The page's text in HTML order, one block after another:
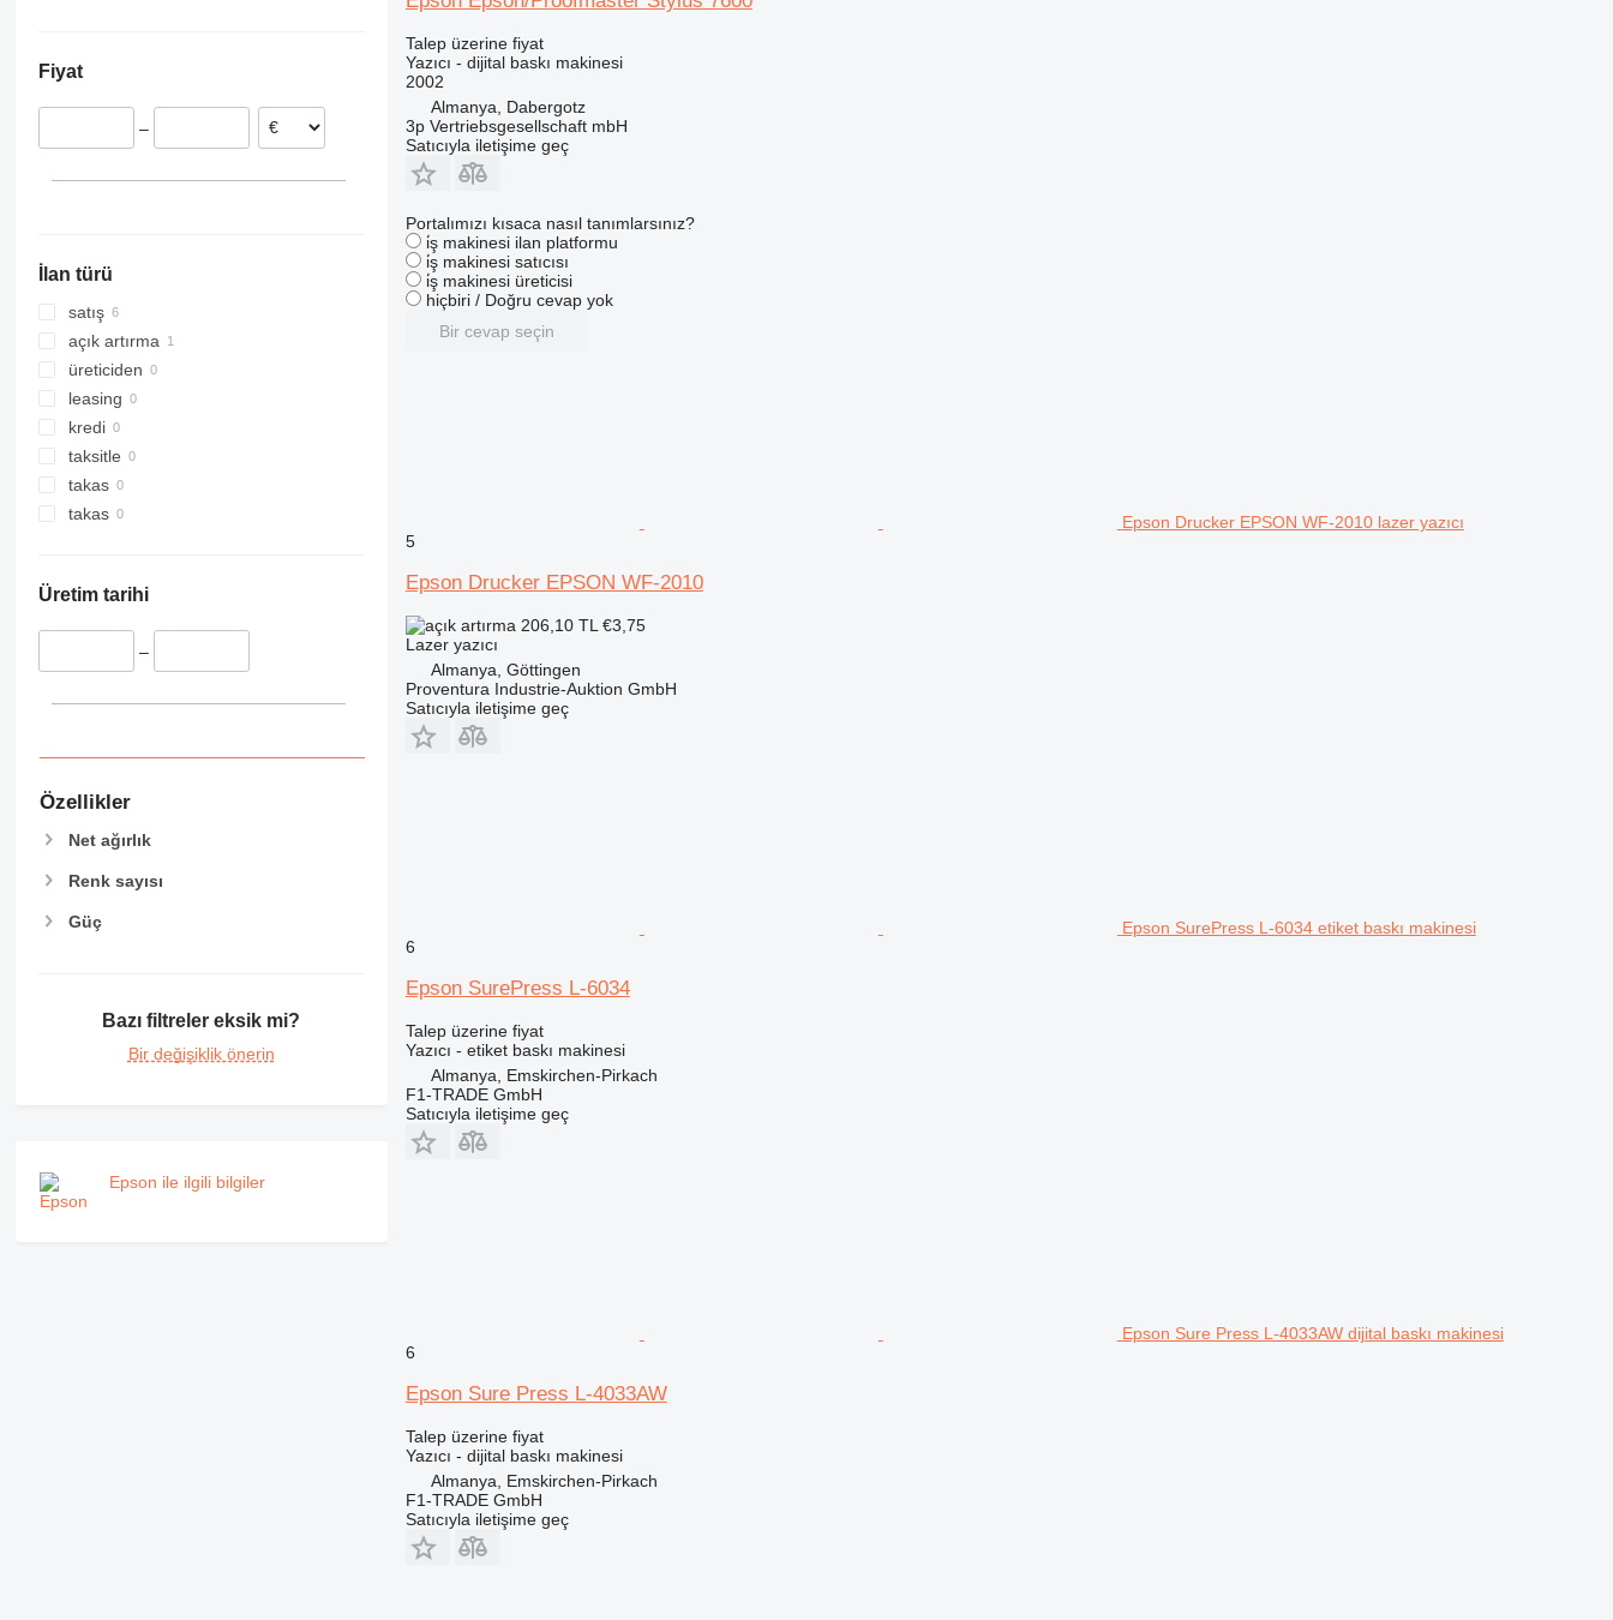
Fiyat
–
İlan türü
satış
açık artırma
üreticiden
leasing
kredi
taksitle
takas
takas
Üretim tarihi
–
Özellikler
Net ağırlık
Renk sayısı
Güç
Bazı filtreler eksik mi?
Bir değişiklik önerin
Epson ile ilgili bilgiler
Talep üzerine fiyat
Yazıcı - dijital baskı makinesi
2002
Almanya, Dabergotz
3p Vertriebsgesellschaft mbH
Satıcıyla iletişime geç
Portalımızı kısaca nasıl tanımlarsınız?
i̇ş makinesi ilan platformu
i̇ş makinesi satıcısı
i̇ş makinesi üreticisi
hiçbiri / Doğru cevap yok
Bir cevap seçin
Epson Drucker EPSON WF-2010 lazer yazıcı
5
Epson Drucker EPSON WF-2010
206,10 TL €3,75
Lazer yazıcı
Almanya, Göttingen
Proventura Industrie-Auktion GmbH
Satıcıyla iletişime geç
Epson SurePress L-6034 etiket baskı makinesi
6
Epson SurePress L-6034
Talep üzerine fiyat
Yazıcı - etiket baskı makinesi
Almanya, Emskirchen-Pirkach
F1-TRADE GmbH
Satıcıyla iletişime geç
Epson Sure Press L-4033AW dijital baskı makinesi
6
Epson Sure Press L-4033AW
Talep üzerine fiyat
Yazıcı - dijital baskı makinesi
Almanya, Emskirchen-Pirkach
F1-TRADE GmbH
Satıcıyla iletişime geç